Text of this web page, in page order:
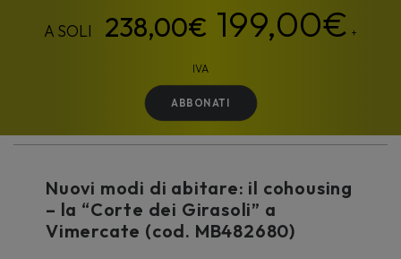
199,00€ +
IVA
ABBONATI
Nuovi modi di abitare: il cohousing
– la “Corte dei Girasoli” a
Vimercate (cod. MB482680)